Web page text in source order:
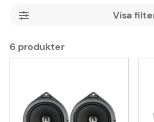
Filtrera
6 produkter